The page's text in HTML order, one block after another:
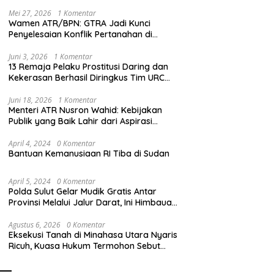
Mei 27, 2026 1 Komentar
Wamen ATR/BPN: GTRA Jadi Kunci
Penyelesaian Konflik Pertanahan di
Juni 3, 2026 1 Komentar
13 Remaja Pelaku Prostitusi Daring dan
Kekerasan Berhasil Diringkus Tim URC
Juni 18, 2026 1 Komentar
Menteri ATR Nusron Wahid: Kebijakan
Publik yang Baik Lahir dari Aspirasi
April 4, 2024 0 Komentar
Bantuan Kemanusiaan RI Tiba di Sudan
April 5, 2024 0 Komentar
Polda Sulut Gelar Mudik Gratis Antar
Provinsi Melalui Jalur Darat, Ini Himbauan
Agustus 6, 2026 0 Komentar
Eksekusi Tanah di Minahasa Utara Nyaris
Ricuh, Kuasa Hukum Termohon Sebut